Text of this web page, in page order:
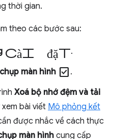
thời gian.
theo các bước sau:
cài đặt.
màn hình check_box .
Xoá bộ nhớ đệm và tải
xem bài viết Mô phỏng kết
được nhắc về cách thực
màn hình cung cấp